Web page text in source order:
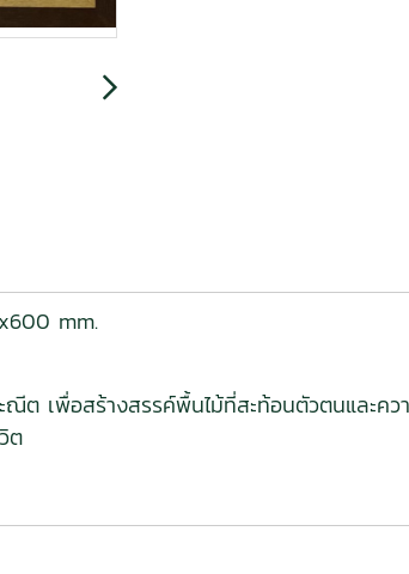
mm.
ต เพื่อสร้างสรรค์พื้นไม้ที่สะท้อนตัวตนและค
ต